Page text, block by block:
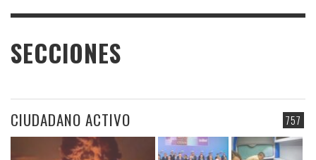
SECCIONES
757
CIUDADANO ACTIVO